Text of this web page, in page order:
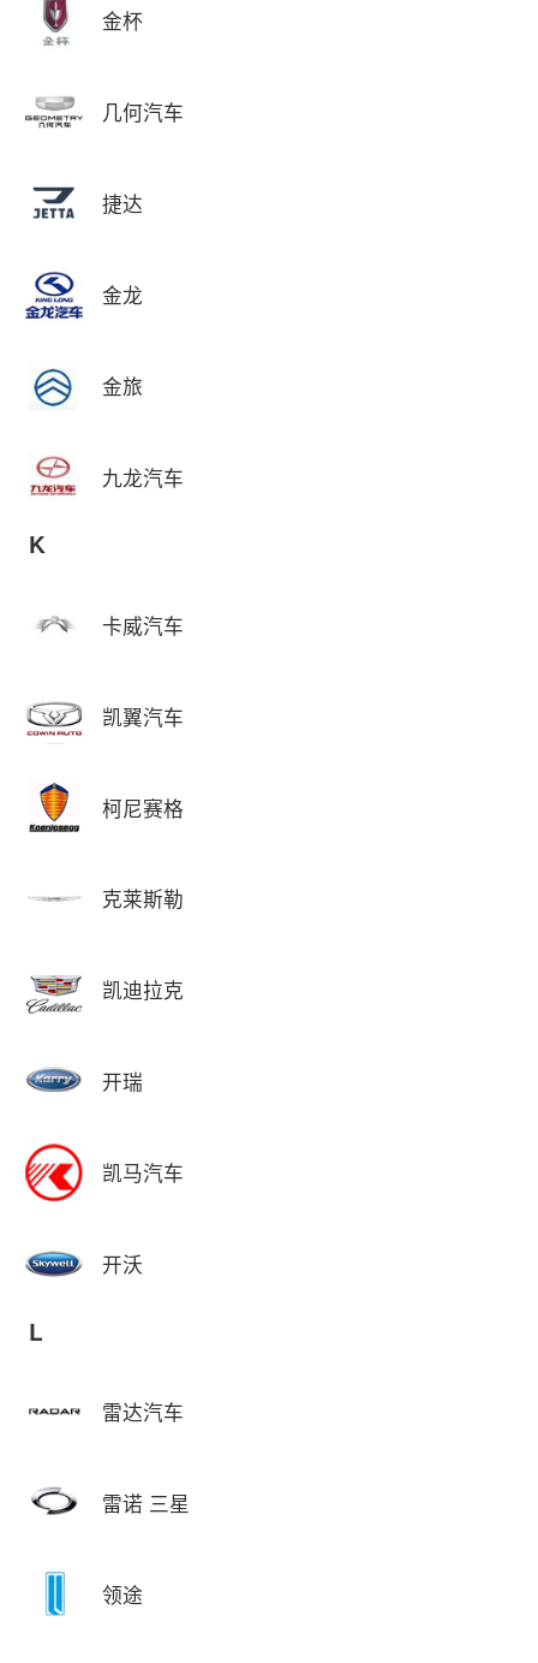
金杯
几何汽车
捷达
金龙
金旅
九龙汽车
K
卡威汽车
凯翼汽车
柯尼赛格
克莱斯勒
凯迪拉克
开瑞
凯马汽车
开沃
L
雷达汽车
雷诺 三星
领途